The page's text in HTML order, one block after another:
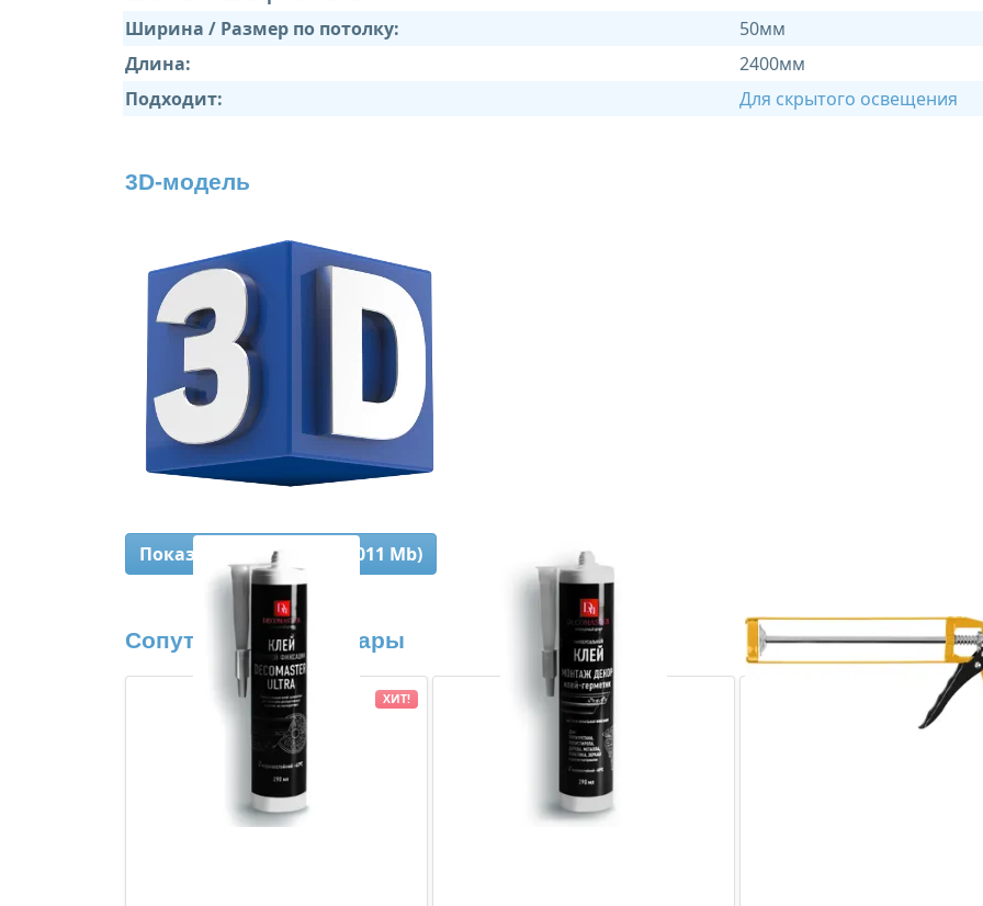
Ширина / Размер по потолку:
50мм
Длина:
2400мм
Подходит:
Для скрытого освещения
3D-модель
Показать 3D-модель (0,011 Mb)
Сопутствующие товары
ХИТ!